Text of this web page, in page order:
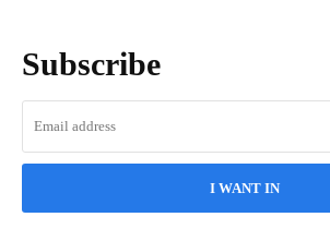
Subscribe
I WANT IN